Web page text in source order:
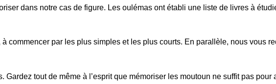
dans notre cas de figure. Les oulémas ont établi une liste de livres à
à commencer par les plus simples et les plus courts. En parallèle, nous vous
tout de même à l’esprit que mémoriser les moutoun ne suffit pas pour